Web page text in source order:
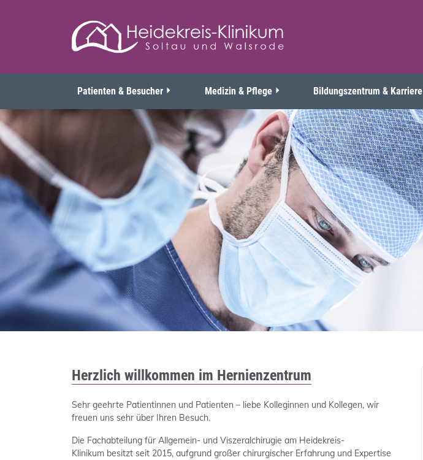
Patienten & Besucher Medizin & Pflege Bildungszentrum & Karriere
Herzlich willkommen im Hernienzentrum
Sehr geehrte Patientinnen und Patienten – liebe Kolleginnen und Kollegen, wir
freuen uns sehr über Ihren Besuch.
Die Fachabteilung für Allgemein- und Viszeralchirugie am Heidekreis-
Klinikum besitzt seit 2015, aufgrund großer chirurgischer Erfahrung und Expertise